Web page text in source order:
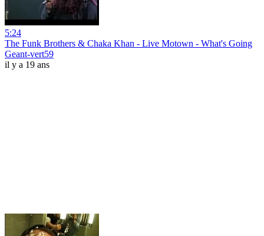
5:24
The Funk Brothers & Chaka Khan - Live Motown - What's Going
Geant-vert59
il y a 19 ans